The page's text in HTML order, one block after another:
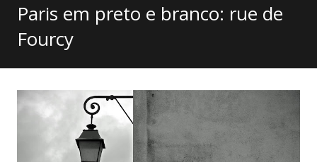
Paris em preto e branco: rue de
Fourcy